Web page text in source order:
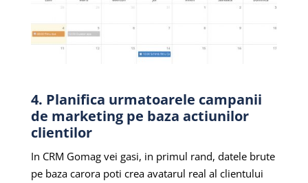
4. Planifica urmatoarele campanii
de marketing pe baza actiunilor
clientilor
In CRM Gomag vei gasi, in primul rand, datele brute
pe baza carora poti crea avatarul real al clientului